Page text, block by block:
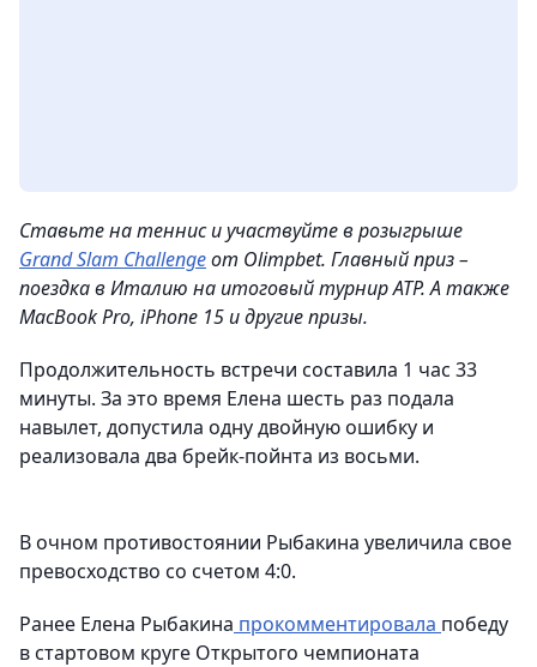
Ставьте на теннис и участвуйте в розыгрыше
Grand Slam Challengeот Olimpbet. Главный приз –
поездка в Италию на итоговый турнир ATP. А также
MacBook Pro, iPhone 15 и другие призы.
Продолжительность встречи составила 1 час 33
минуты. За это время Елена шесть раз подала
навылет, допустила одну двойную ошибку и
реализовала два брейк-пойнта из восьми.
В очном противостоянии Рыбакина увеличила свое
превосходство со счетом 4:0.
Ранее Елена Рыбакина прокомментировала победу
в стартовом круге Открытого чемпионата